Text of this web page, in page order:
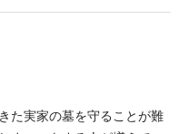
た実家の墓を守ることが難